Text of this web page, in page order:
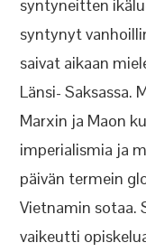
syntyneitten
syntynyt
saivat aikaan
Länsi-
Marxin ja Maon
imperialismia ja
päivän termein
Vietnamin sotaa.
vaikeutti